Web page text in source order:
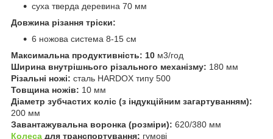
суха тверда деревина 70 мм
Довжина різання тріски:
6 ножова система 8-15 см
Максимальна продуктивність: 10 м3/год
Ширина внутрішнього різального механізму: 180 мм
Різальні ножі: сталь HARDOX типу 500
Товщина ножів: 10 мм
Діаметр зубчастих коліс (з індукційним загартуванням):
200 мм
Завантажувальна воронка (розміри): 620/380 мм
Колеса для транспортування: гумові